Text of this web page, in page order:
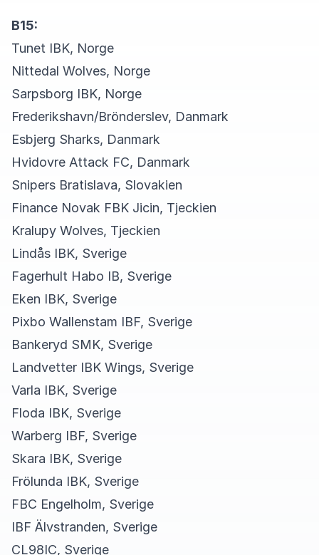
B15:
Tunet IBK, Norge
Nittedal Wolves, Norge
Sarpsborg IBK, Norge
Frederikshavn/Brönderslev, Danmark
Esbjerg Sharks, Danmark
Hvidovre Attack FC, Danmark
Snipers Bratislava, Slovakien
Finance Novak FBK Jicin, Tjeckien
Kralupy Wolves, Tjeckien
Lindås IBK, Sverige
Fagerhult Habo IB, Sverige
Eken IBK, Sverige
Pixbo Wallenstam IBF, Sverige
Bankeryd SMK, Sverige
Landvetter IBK Wings, Sverige
Varla IBK, Sverige
Floda IBK, Sverige
Warberg IBF, Sverige
Skara IBK, Sverige
Frölunda IBK, Sverige
FBC Engelholm, Sverige
IBF Älvstranden, Sverige
CL98IC, Sverige